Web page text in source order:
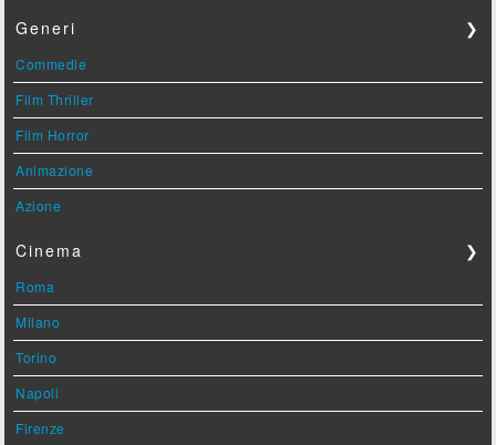
Generi ❯
Commedie
Film Thriller
Film Horror
Animazione
Azione
Cinema ❯
Roma
Milano
Torino
Napoli
Firenze